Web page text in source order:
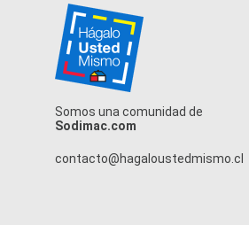
Somos una comunidad de
Sodimac.com
contacto@hagaloustedmismo.cl